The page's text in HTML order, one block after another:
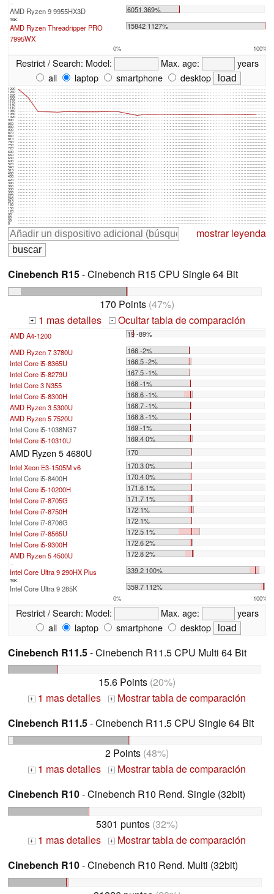
AMD Ryzen 9 9955HX3D 6051 369%
max:
AMD Ryzen Threadripper PRO
7995WX
15842 1127%
0% 100%
Restrict / Search: Model: Max. age:
years
all
laptop smartphone desktop
0
30
60
90
120
150
180
210
240
270
300
330
360
390
420
450
480
510
540
570
600
630
660
690
720
750
780
810
840
870
900
930
960
990
1020
1050
1080
1110
1140
1170
1200
1230
1260
1290
mostrar leyenda
Cinebench R15- Cinebench R15 CPU Single 64 Bit
170 Points (47%)
+ 1 mas detalles - Ocultar tabla de comparación
AMD A4-1200 19 -89%
AMD Ryzen 7 3780U
166 -2%
Intel Core i5-8365U
166.5 -2%
Intel Core i5-8279U
167.5 -1%
Intel Core 3 N355
168 -1%
Intel Core i5-8300H
168.6 -1%
AMD Ryzen 3 5300U
168.7 -1%
AMD Ryzen 5 7520U
168.8 -1%
Intel Core i5-1038NG7
169 -1%
Intel Core i5-10310U
169.4 0%
AMD Ryzen 5 4680U
170
Intel Xeon E3-1505M v6
170.3 0%
Intel Core i5-8400H
170.4 0%
Intel Core i5-10200H
171.6 1%
Intel Core i7-8705G
171.7 1%
Intel Core i7-8750H
172 1%
Intel Core i7-8706G
172 1%
Intel Core i7-8565U
172.5 1%
Intel Core i5-9300H
172.6 2%
AMD Ryzen 5 4500U
172.8 2%
Intel Core Ultra 9 290HX Plus 339.2 100%
max:
Intel Core Ultra 9 285K 359.7 112%
0% 100%
Restrict / Search: Model: Max. age:
years
all
laptop smartphone desktop
Cinebench R11.5- Cinebench R11.5 CPU Multi 64 Bit
15.6 Points (20%)
+ 1 mas detalles +
Mostrar tabla de comparación
Cinebench R11.5- Cinebench R11.5 CPU Single 64 Bit
2 Points (48%)
+ 1 mas detalles +
Mostrar tabla de comparación
Cinebench R10- Cinebench R10 Rend. Single (32bit)
5301 puntos (32%)
+ 1 mas detalles +
Mostrar tabla de comparación
Cinebench R10- Cinebench R10 Rend. Multi (32bit)